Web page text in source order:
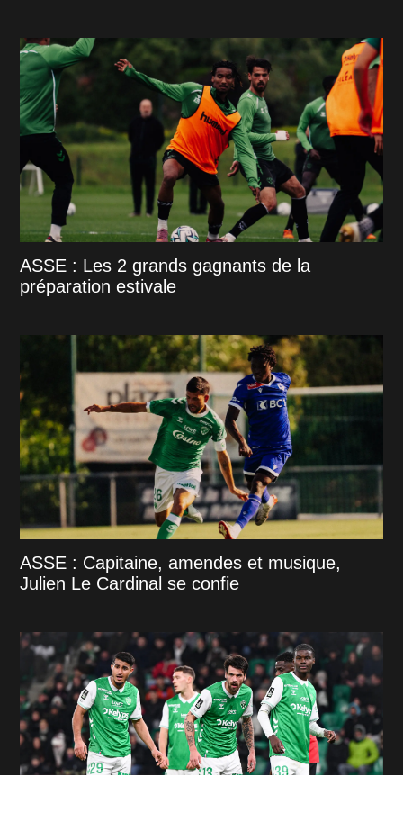
ASSE : Les 2 grands gagnants de la
préparation estivale
ASSE : Capitaine, amendes et musique,
Julien Le Cardinal se confie